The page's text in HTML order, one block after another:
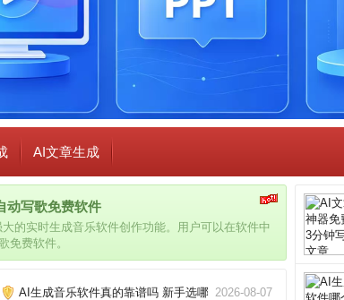
AI文章生成
动写歌免费软件
的实时生成音乐软件创作功能。用户可以在软件中
免费软件。
AI生成音乐软件真的靠谱吗 新手选哪个好_2026-08-07